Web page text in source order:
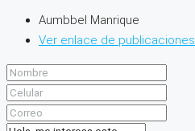
Aumbbel Manrique
Ver enlace de publicaciones